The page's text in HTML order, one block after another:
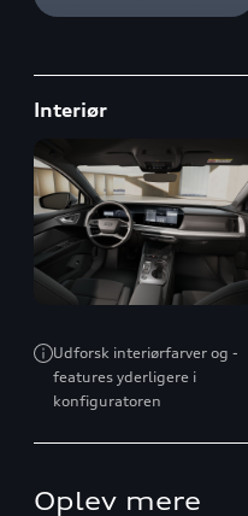
Interiør
Udforsk interiørfarver og -
features yderligere i
konfiguratoren
Oplev mere